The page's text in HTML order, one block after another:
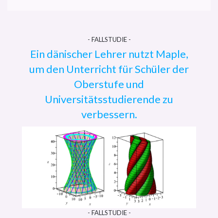
- FALLSTUDIE -
Ein dänischer Lehrer nutzt Maple,
um den Unterricht für Schüler der
Oberstufe und
Universitätsstudierende zu
verbessern.
- FALLSTUDIE -